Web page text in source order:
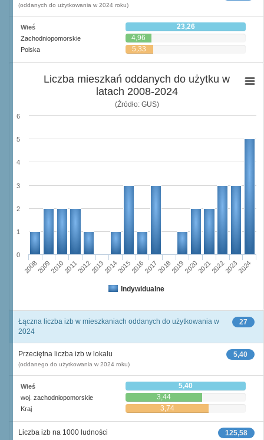
(oddanych do użytkowania w 2024 roku)
Wieś 23,26
Zachodniopomorskie 4,96
Polska 5,33
Liczba mieszkań oddanych do użytku w
latach 2008-2024
(Źródło: GUS)
Indywidualne
20082009201020112012201320142015201620172018201920202021202220232024
0
1
2
3
4
5
6
27
Łączna liczba izb w mieszkaniach oddanych do użytkowania w
2024
5,40
Przeciętna liczba izb w lokalu
(oddanego do użytkowania w 2024 roku)
Wieś 5,40
woj. zachodniopomorskie 3,44
Kraj 3,74
125,58
Liczba izb na 1000 ludności